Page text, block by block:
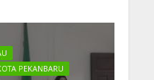
PEKANBARU